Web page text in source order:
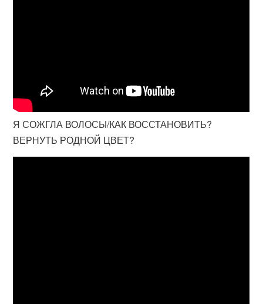
Я СОЖГЛА ВОЛОСЫ/КАК ВОССТАНОВИТЬ?
ВЕРНУТЬ РОДНОЙ ЦВЕТ?